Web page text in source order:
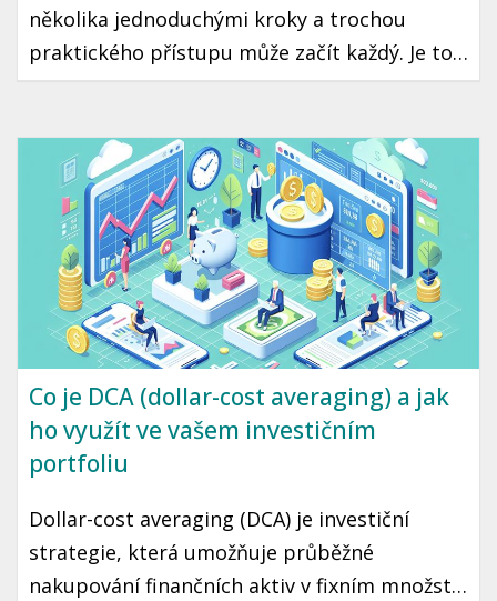
několika jednoduchými kroky a trochou
praktického přístupu může začít každý. Je to
cesta ke klidné a stabilní budoucnosti, kde
Připravili jsme pro vás průvodce, který vám
pomůže začít se zdravým finančním
plánováním.
Co je DCA (dollar-cost averaging) a jak
ho využít ve vašem investičním
portfoliu
Dollar-cost averaging (DCA) je investiční
strategie, která umožňuje průběžné
nakupování finančních aktiv v fixním množství